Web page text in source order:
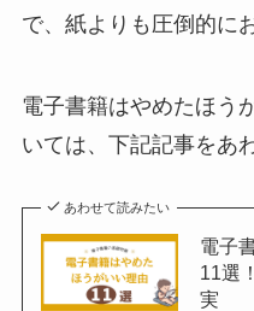
で、紙よりも圧倒的に
電子書籍はやめたほう
いては、下記記事をあ
あわせて読みたい
電子
11選
実